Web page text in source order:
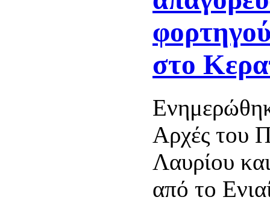
στο
Αρχές του
Λαυρίου
από το